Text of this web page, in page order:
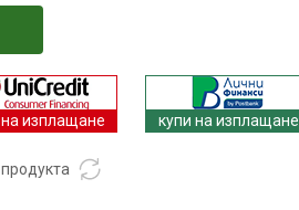
изплащане купи на изплащане